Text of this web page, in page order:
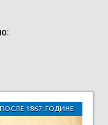
1867. ГОДИНЕ